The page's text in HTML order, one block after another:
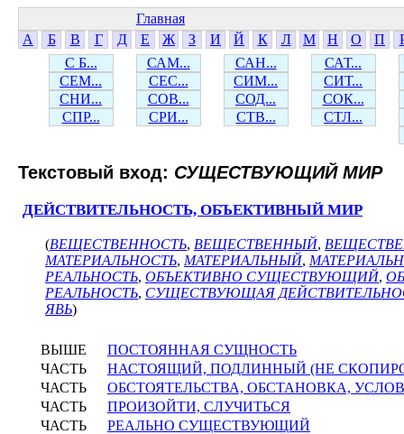
Главная
А
Б В Г Д Е Ж З И Й К Л М Н О П
С Б...
САМ... САН...
САТ...
СЕМ...
СЕС... СИМ...
СИТ...
СНИ...
СОВ... СОД...
СОК...
СПР...
СРИ... СТВ... СТЛ...
Текстовый вход: СУЩЕСТВУЮЩИЙ МИР
ДЕЙСТВИТЕЛЬНОСТЬ, ОБЪЕКТИВНЫЙ МИР
(ВЕЩЕСТВЕННОСТЬ, ВЕЩЕСТВЕННЫЙ,
МАТЕРИАЛЬНОСТЬ, МАТЕРИАЛЬНЫЙ,
РЕАЛЬНОСТЬ, ОБЪЕКТИВНО СУЩЕСТВУЮЩИЙ,
РЕАЛЬНОСТЬ, СУЩЕСТВУЮЩАЯ
ЯВЬ)
ВЫШЕ
ПОСТОЯННАЯ СУЩНОСТЬ
ЧАСТЬ
НАСТОЯЩИЙ, ПОДЛИННЫЙ (НЕ
ЧАСТЬ
ОБСТОЯТЕЛЬСТВА, ОБСТАНОВКА,
ЧАСТЬ
ПРОИЗОЙТИ, СЛУЧИТЬСЯ
ЧАСТЬ
РЕАЛЬНО СУЩЕСТВУЮЩИЙ